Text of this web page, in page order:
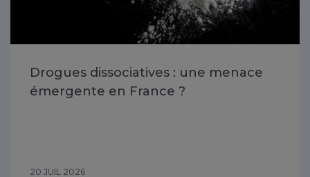
Drogues dissociatives : une menace
émergente en France ?
20 JUIL 2026